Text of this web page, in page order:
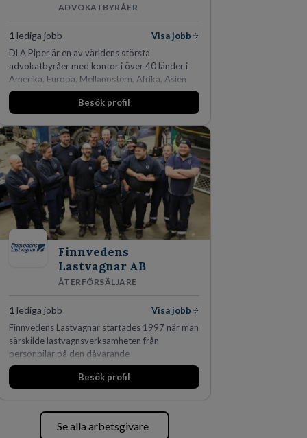
ADVOKATBYRÅER
1lediga jobb
Visa jobb
DLA Piper är en av världens största
advokatbyråer med kontor i över 40 länder i
Amerika, Europa, Mellanöstern, Afrika, Asien
och Oceanien. Vi är specialister inom
affärsjuridikens alla områden och vi har några
fler än 450 jurister på fem kontor i Stockholm,
Köpenhamn, Århus, Oslo och Helsingfors kan vi
på DLA Piper erbjuda våra klienter en unik,
effektiv och gränsöverskridande nordisk
expertis. På vårt kontor i centrala Stockholm är
vi idag drygt 240 medarbetare.
Besök profil
Finnvedens
Lastvagnar AB
ÅTERFÖRSÄLJARE
1lediga jobb
Visa jobb
Finnvedens Lastvagnar startades 1997 när man
särskilde lastvagnsverksamheten från
personbilar på den dåvarande
huvudanläggningen i Värnamo. Sedan dess har
man expanderat kraftigt genom ett antal
Lastvagnar och finns representerade på 20
orter i södra Sverige.
Besök profil
Se alla arbetsgivare